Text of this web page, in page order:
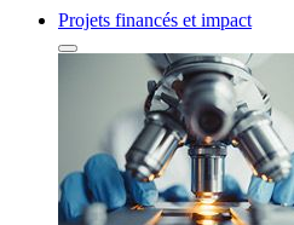
Projets financés et impact